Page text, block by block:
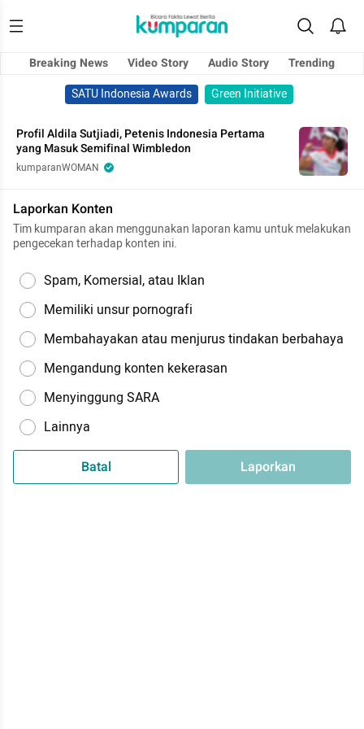
Breaking News Video Story Audio Story
Trending
SATU Indonesia Awards
Green Initiative
Profil Aldila Sutjiadi, Petenis Indonesia Pertama
yang Masuk Semifinal Wimbledon
kumparanWOMAN
Laporkan Konten
Tim kumparan akan menggunakan laporan kamu untuk melakukan
pengecekan terhadap konten ini.
Spam, Komersial, atau Iklan
Memiliki unsur pornografi
Membahayakan atau menjurus tindakan berbahaya
Mengandung konten kekerasan
Menyinggung SARA
Lainnya
Batal Laporkan